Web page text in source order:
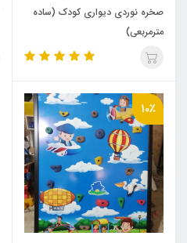
صخره نوردی دیواری کودک (ساده
مترمربعی)
10٪